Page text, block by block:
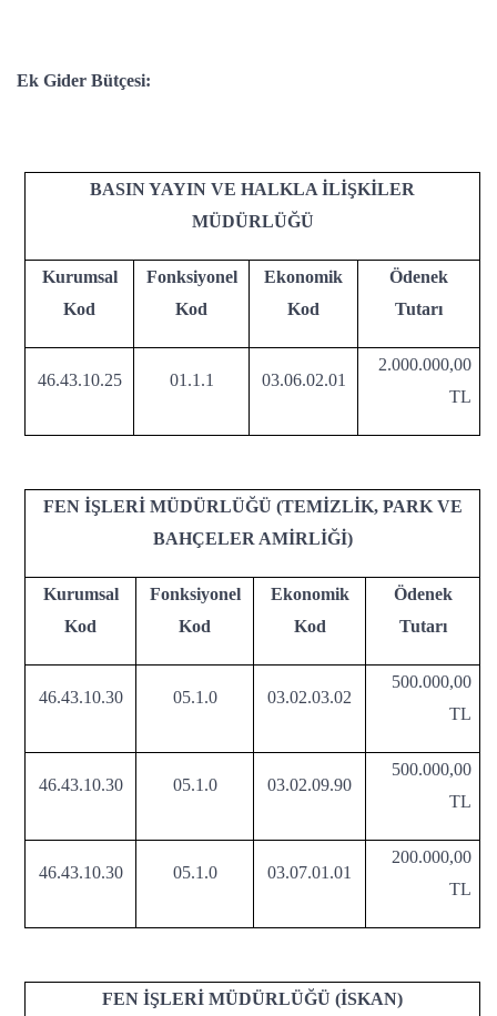
Ek Gider Bütçesi:
BASIN YAYIN VE HALKLA İLİŞKİLER
MÜDÜRLÜĞÜ
Kurumsal
Kod
Fonksiyonel
Kod
Ekonomik
Kod
Ödenek
Tutarı
46.43.10.25 01.1.1 03.06.02.01
2.000.000,00
TL
FEN İŞLERİ MÜDÜRLÜĞÜ (TEMİZLİK, PARK VE
BAHÇELER AMİRLİĞİ)
Kurumsal
Kod
Fonksiyonel
Kod
Ekonomik
Kod
Ödenek
Tutarı
46.43.10.30 05.1.0 03.02.03.02
500.000,00
TL
46.43.10.30 05.1.0 03.02.09.90
500.000,00
TL
46.43.10.30 05.1.0 03.07.01.01
200.000,00
TL
FEN İŞLERİ MÜDÜRLÜĞÜ (İSKAN)